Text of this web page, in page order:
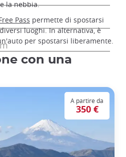
la nebbia.
Pass permette di spostarsi
luoghi. In alternativa, è
per spostarsi liberamente.
con una
A partire da
350 €